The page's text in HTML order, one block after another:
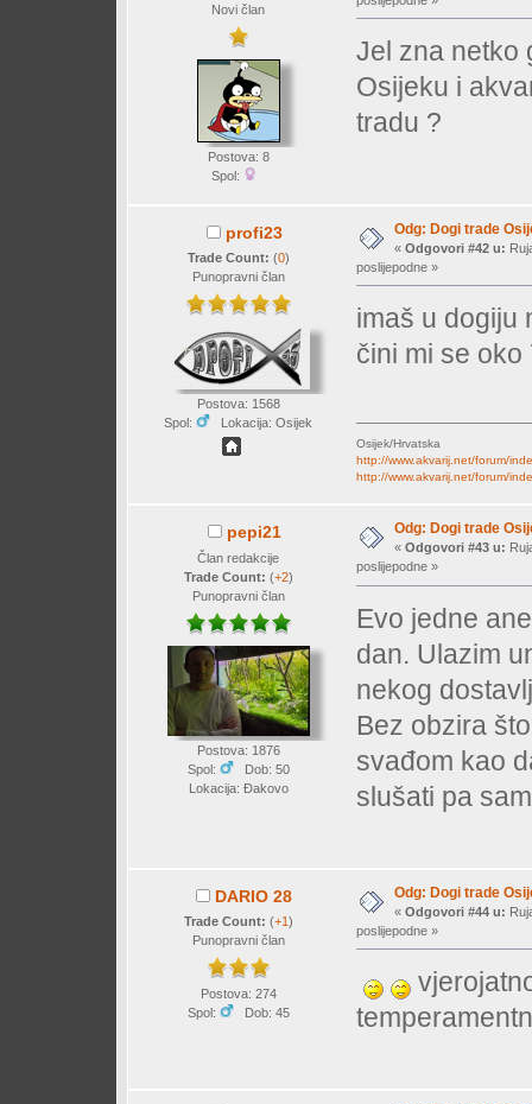
Novi član
Postova: 8
Spol:
Jel zna netko
Osijeku i
tradu ?
profi23
Trade Count: (0)
Punopravni član
Postova: 1568
Spol:
Lokacija: Osijek
Odg: Dogi trade
« Odgovori #42 u:
poslijepodne »
imaš u dogiju
čini mi se oko
Osijek/Hrvatska
http://www.akvarij.net/forum/
http://www.akvarij.net/forum/
pepi21
Član redakcije
Trade Count: (+2)
Punopravni član
Postova: 1876
Spol:
Dob: 50
Lokacija: Đakovo
Odg: Dogi trade
« Odgovori #43 u:
poslijepodne »
Evo jedne
dan. Ulazim
nekog
Bez obzira
svađom kao
slušati pa
DARIO 28
Trade Count: (+1)
Punopravni član
Postova: 274
Spol:
Dob: 45
Odg: Dogi trade
« Odgovori #44 u:
poslijepodne »